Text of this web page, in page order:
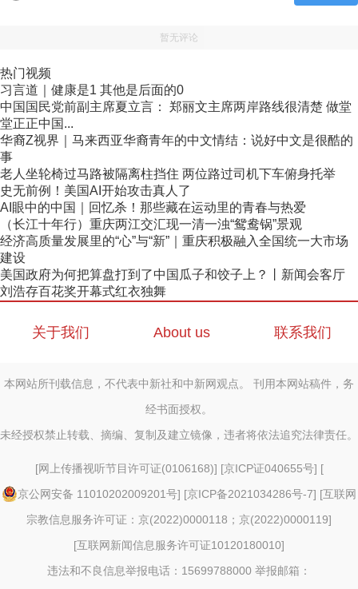
暂无评论
热门视频
习言道｜健康是1 其他是后面的0
中国国民党前副主席夏立言： 郑丽文主席两岸路线很清楚 做堂
堂正正中国...
华裔Z视界｜马来西亚华裔青年的中文情结：说好中文是很酷的
事
老人坐轮椅过马路被隔离柱挡住 两位路过司机下车俯身托举
史无前例！美国AI开始攻击真人了
AI眼中的中国｜回忆杀！那些藏在运动里的青春与热爱
（长江十年行）重庆两江交汇现一清一浊“鸳鸯锅”景观
经济高质量发展里的“心”与“新”｜重庆积极融入全国统一大市场
建设
美国政府为何把算盘打到了中国瓜子和饺子上？丨新闻会客厅
刘浩存百花奖开幕式红衣独舞
关于我们 About us 联系我们
本网站所刊载信息，不代表中新社和中新网观点。 刊用本网站稿件，务
经书面授权。
未经授权禁止转载、摘编、复制及建立镜像，违者将依法追究法律责任。
[网上传播视听节目许可证(0106168)] [京ICP证040655号] [
京公网安备 11010202009201号] [京ICP备2021034286号-7] [互联网
宗教信息服务许可证：京(2022)0000118；京(2022)0000119]
[互联网新闻信息服务许可证10120180010]
违法和不良信息举报电话：15699788000 举报邮箱：